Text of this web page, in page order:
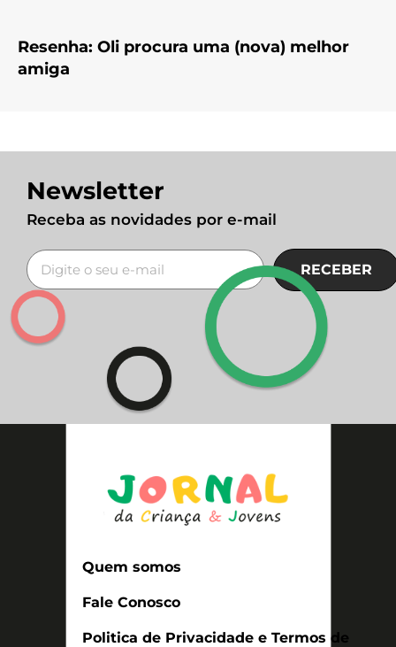
Resenha: Oli procura uma (nova) melhor
amiga
Newsletter
Receba as novidades por e-mail
RECEBER
Quem somos
Fale Conosco
Politica de Privacidade e Termos de